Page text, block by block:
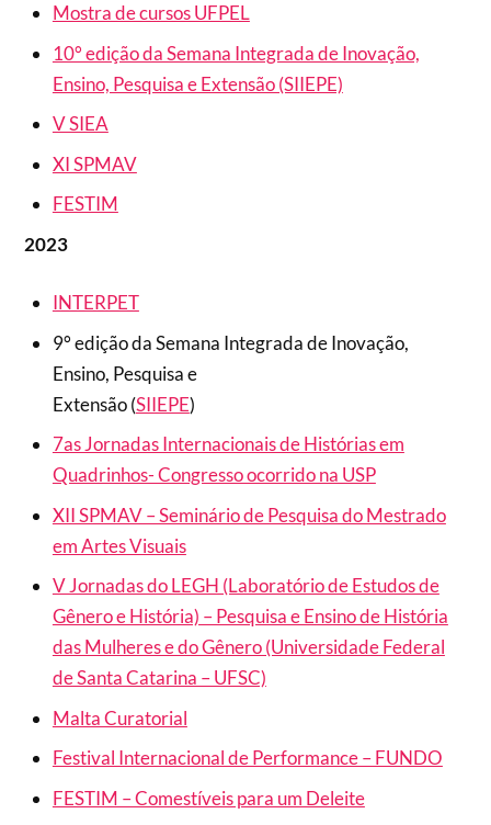
Mostra de cursos UFPEL
10° edição da Semana Integrada de Inovação,
Ensino, Pesquisa e Extensão (SIIEPE)
V SIEA
XI SPMAV
FESTIM
2023
INTERPET
9° edição da Semana Integrada de Inovação,
Ensino, Pesquisa e
Extensão (SIIEPE)
7as Jornadas Internacionais de Histórias em
Quadrinhos- Congresso ocorrido na USP
XII SPMAV – Seminário de Pesquisa do Mestrado
em Artes Visuais
V Jornadas do LEGH (Laboratório de Estudos de
Gênero e História) – Pesquisa e Ensino de História
das Mulheres e do Gênero (Universidade Federal
de Santa Catarina – UFSC)
Malta Curatorial
Festival Internacional de Performance – FUNDO
FESTIM – Comestíveis para um Deleite